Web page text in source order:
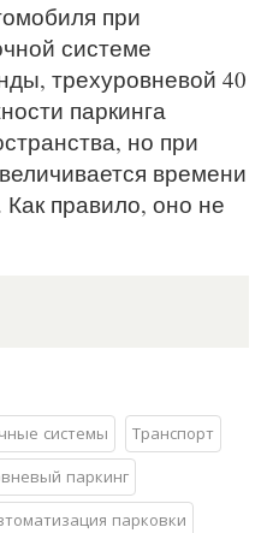
при
системе
трехуровневой 40
паркинга
но при
времени
правило, оно не
системы
Транспорт
паркинг
парковки